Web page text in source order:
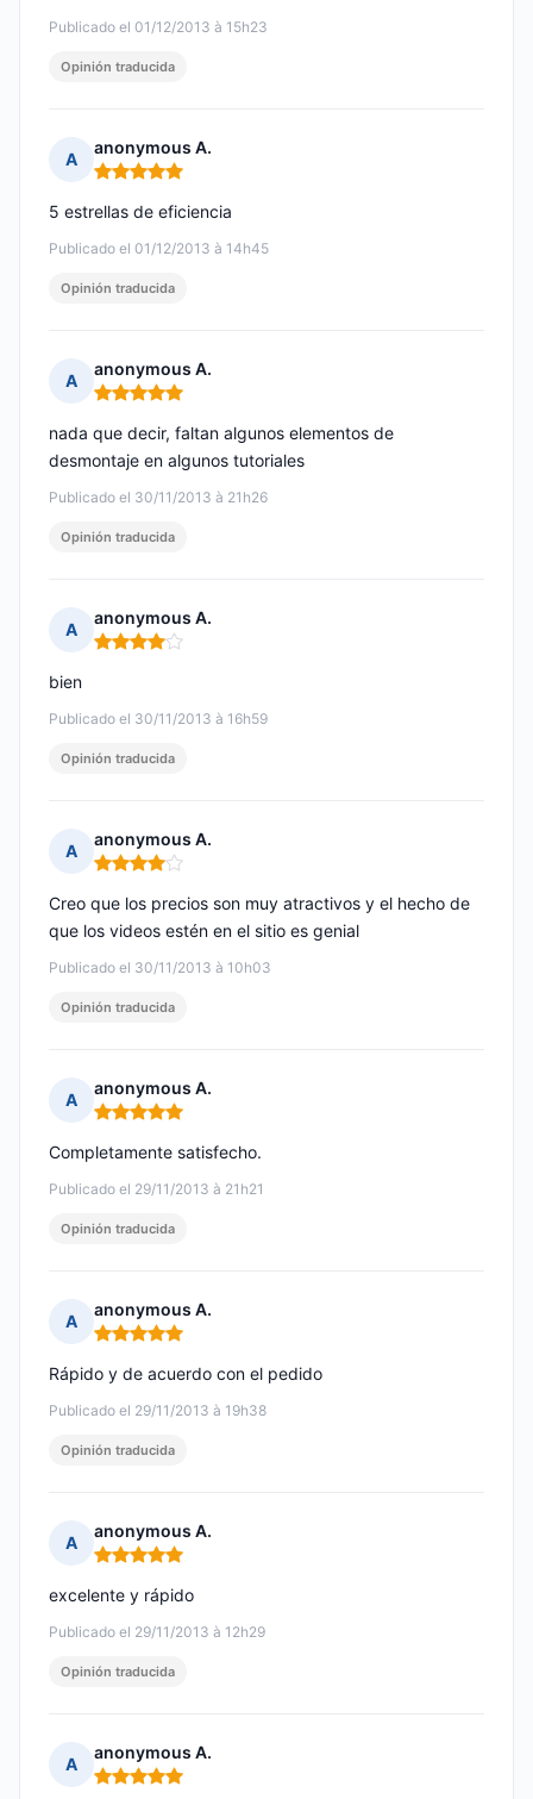
Publicado el 01/12/2013 à 15h23
Opinión traducida
A
anonymous A.
Nota: 5 de 5
Publicado el 01/12/2013 à 14h45
5 estrellas de eficiencia
Opinión traducida
A
anonymous A.
Nota: 5 de 5
Publicado el 30/11/2013 à 21h26
nada que decir, faltan algunos elementos de
desmontaje en algunos tutoriales
Opinión traducida
A
anonymous A.
Nota: 4 de 5
Publicado el 30/11/2013 à 16h59
bien
Opinión traducida
A
anonymous A.
Nota: 4 de 5
Publicado el 30/11/2013 à 10h03
Creo que los precios son muy atractivos y el hecho de
que los videos estén en el sitio es genial
Opinión traducida
A
anonymous A.
Nota: 5 de 5
Publicado el 29/11/2013 à 21h21
Completamente satisfecho.
Opinión traducida
A
anonymous A.
Nota: 5 de 5
Publicado el 29/11/2013 à 19h38
Rápido y de acuerdo con el pedido
Opinión traducida
A
anonymous A.
Nota: 5 de 5
Publicado el 29/11/2013 à 12h29
excelente y rápido
Opinión traducida
A
anonymous A.
Nota: 5 de 5